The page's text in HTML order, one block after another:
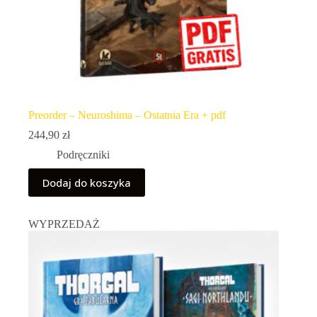
Preorder – Neuroshima – Ostatnia Era + pdf
244,90 zł
Podręczniki
Dodaj do koszyka
WYPRZEDAŻ